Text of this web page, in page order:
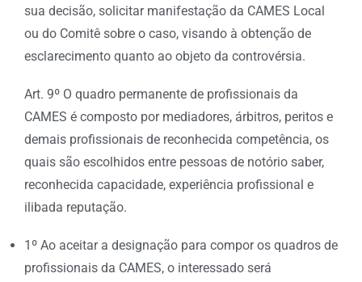
sua decisão, solicitar manifestação da CAMES Local
ou do Comitê sobre o caso, visando à obtenção de
esclarecimento quanto ao objeto da controvérsia.
Art. 9º O quadro permanente de profissionais da
CAMES é composto por mediadores, árbitros, peritos e
demais profissionais de reconhecida competência, os
quais são escolhidos entre pessoas de notório saber,
reconhecida capacidade, experiência profissional e
ilibada reputação.
1º Ao aceitar a designação para compor os quadros de
profissionais da CAMES, o interessado será